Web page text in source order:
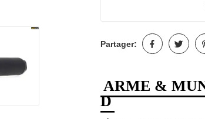
Partager:
ARME &
D